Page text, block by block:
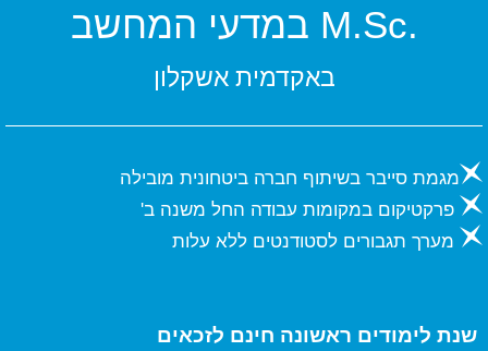
.M.Sc במדעי המחשב
באקדמית אשקלון
מגמת סייבר בשיתוף חברה ביטחונית מובילה
פרקטיקום במקומות עבודה החל משנה ב'
מערך תגבורים לסטודנטים ללא עלות
שנת לימודים ראשונה חינם לזכאים